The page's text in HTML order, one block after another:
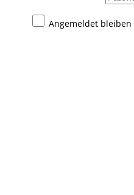
Angemeldet bleiben